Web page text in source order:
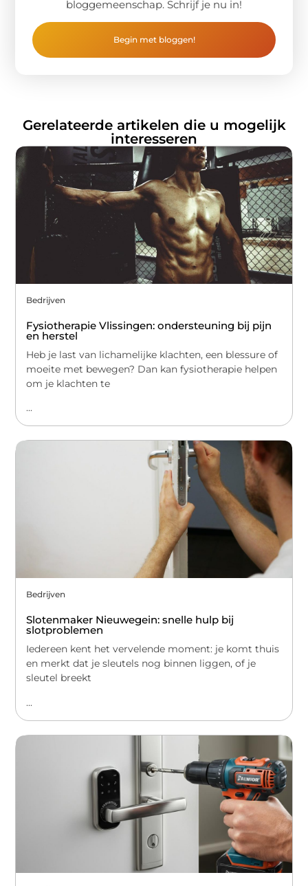
bloggemeenschap. Schrijf je nu in!
Begin met bloggen!
Gerelateerde artikelen die u mogelijk
interesseren
Bedrijven
Fysiotherapie Vlissingen: ondersteuning bij pijn
en herstel
Heb je last van lichamelijke klachten, een blessure of
moeite met bewegen? Dan kan fysiotherapie helpen
om je klachten te
...
Bedrijven
Slotenmaker Nieuwegein: snelle hulp bij
slotproblemen
Iedereen kent het vervelende moment: je komt thuis
en merkt dat je sleutels nog binnen liggen, of je
sleutel breekt
...